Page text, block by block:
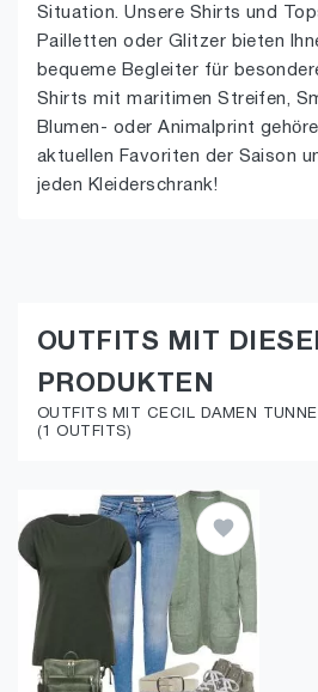
Situation. Unsere Shirts und
Pailletten oder Glitzer bieten
bequeme Begleiter für
Shirts mit maritimen Streifen,
Blumen- oder Animalprint
aktuellen Favoriten der Saison
jeden Kleiderschrank!
OUTFITS MIT
PRODUKTEN
OUTFITS MIT CECIL DAMEN
(1 OUTFITS)